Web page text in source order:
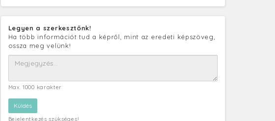
Legyen a szerkesztőnk!
Ha több információt tud a képről, mint az eredeti képszöveg,
ossza meg velünk!
Max. 1000 karakter
Bejelentkezés szükséges!